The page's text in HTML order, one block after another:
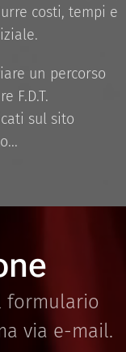
costi, tempi e
un percorso
F.D.T.
sul sito
formulario
via e-mail.